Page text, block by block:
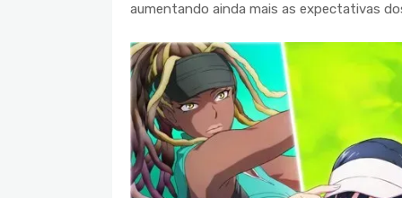
aumentando ainda mais as expectativas